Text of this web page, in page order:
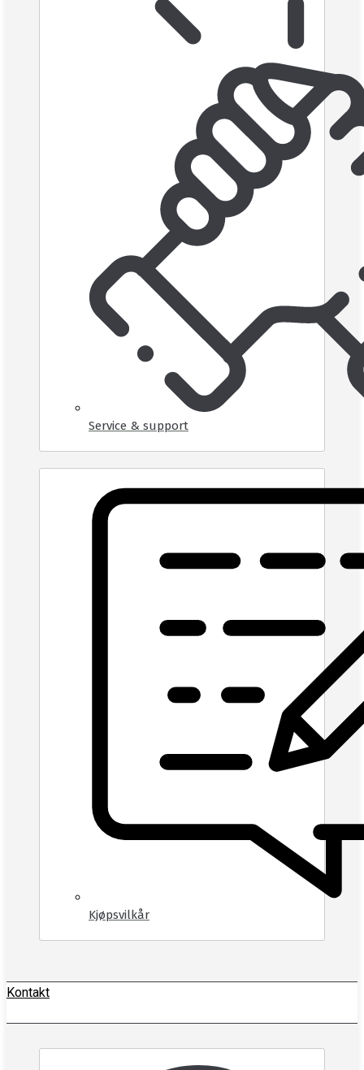
Service & support
Kjøpsvilkår
Kontakt